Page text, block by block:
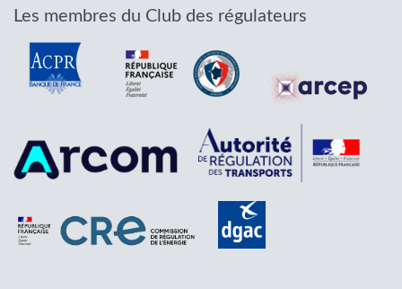
Les membres du Club des régulateurs